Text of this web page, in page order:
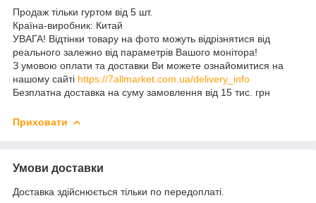
Продаж тільки гуртом від 5 шт.
Країна-виробник: Китай
УВАГА! Відтінки товару на фото можуть відрізнятися від
реального залежно від параметрів Вашого монітора!
З умовою оплати та доставки Ви можете ознайомитися на
нашому сайті https://7allmarket.com.ua/delivery_info
Безплатна доставка на суму замовлення від 15 тис. грн
Приховати
Умови доставки
Доставка здійснюється тільки по передоплаті.